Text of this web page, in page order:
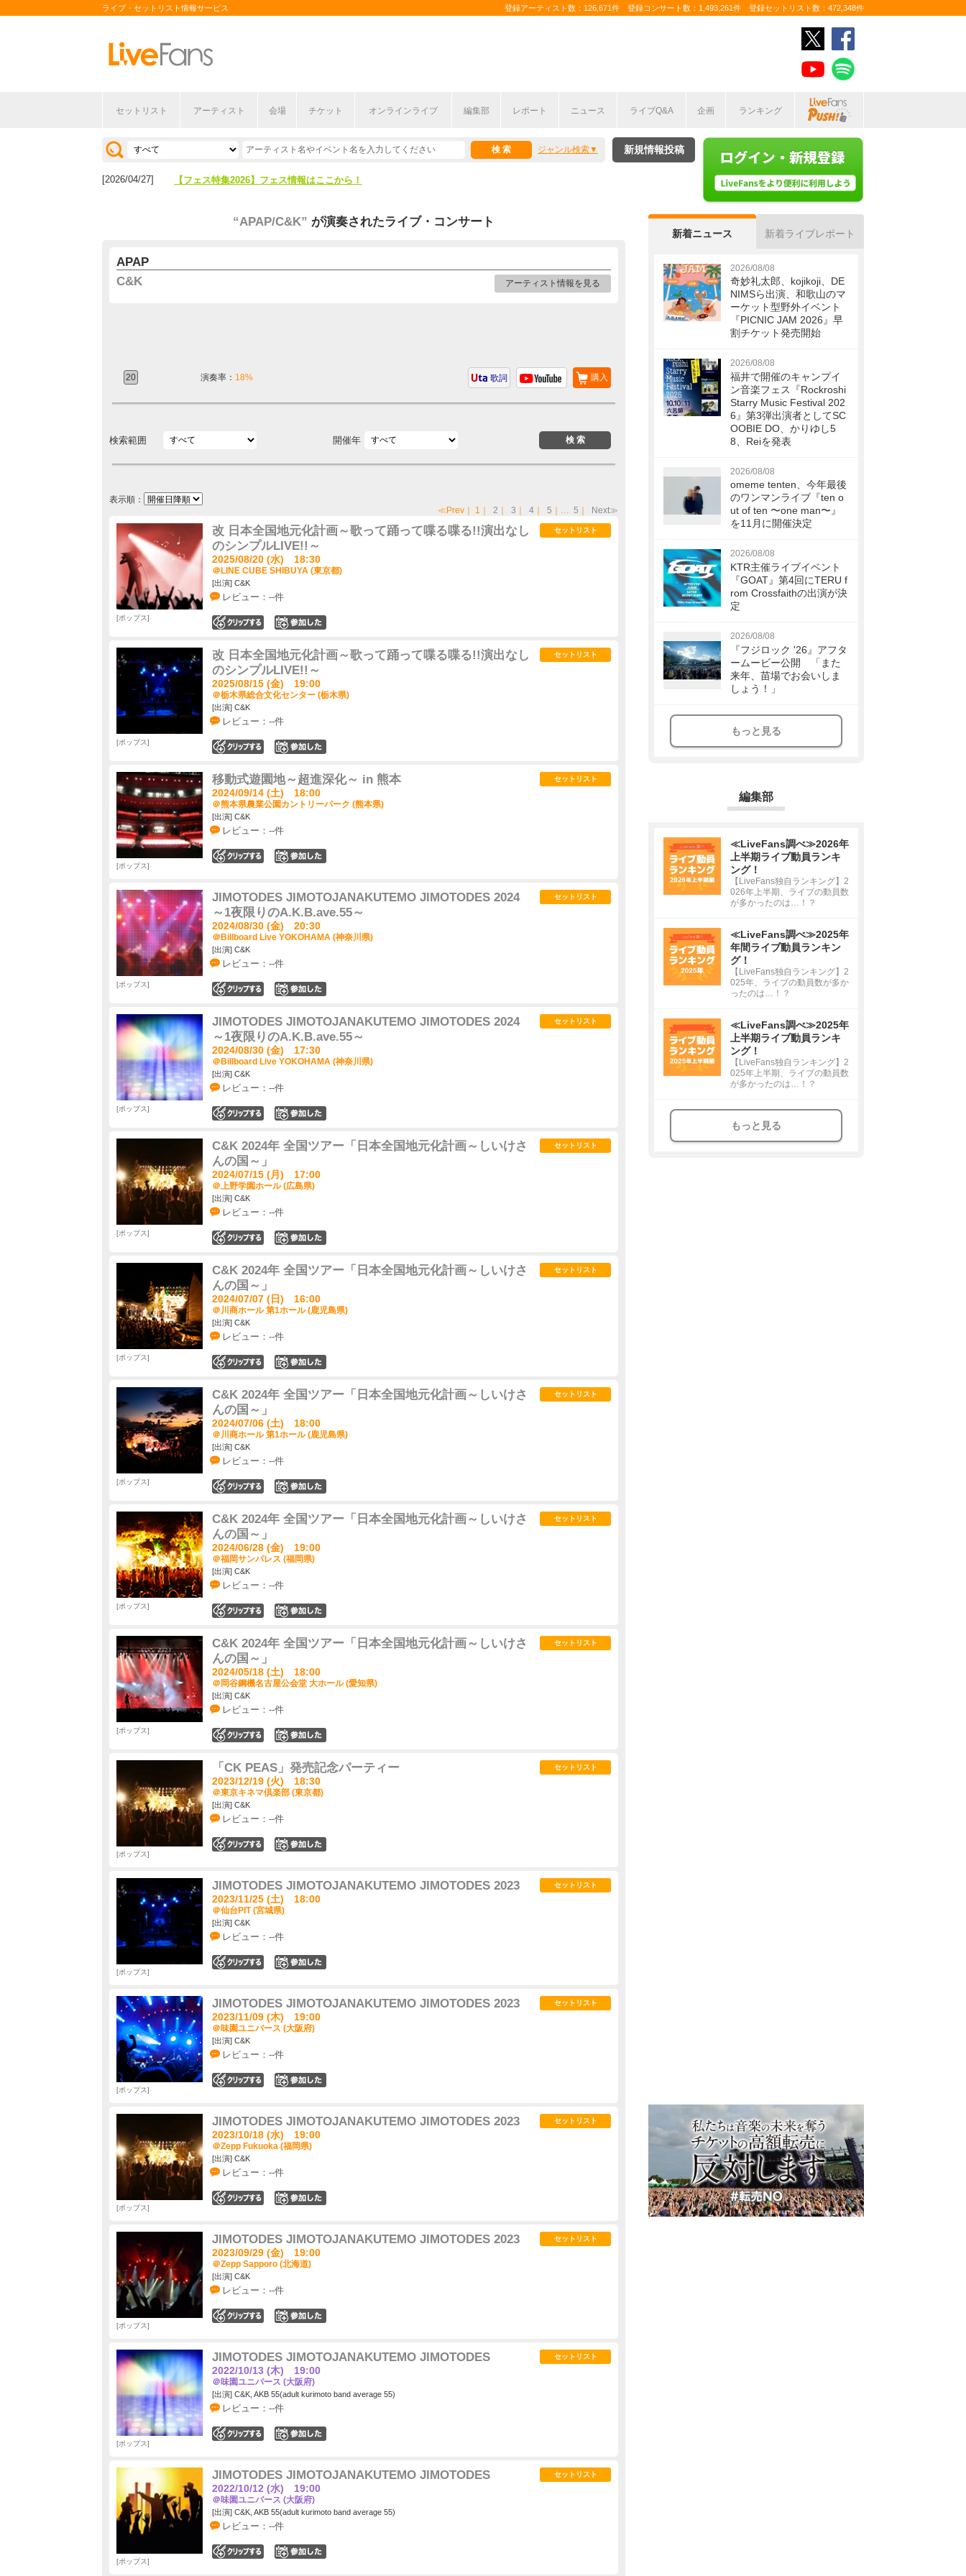
ライブ・セットリスト情報サービス 登録アーティスト数：126,671件 登録コンサート数：1,493,261件 登録セットリスト数：472,348件
セットリスト アーティスト 会場 チケット オンラインライブ 編集部 レポート ニュース ライブQ&A 企画 ランキング
ジャンル検索
[2026/07/28] 【ライブ動員ランキング】2026年上半期編発表！
[2026/04/27] 【フェス特集2026】フェス情報はここから！
新規情報投稿
“APAP/C&K” が演奏されたライブ・コンサート
APAP
C&K
アーティスト情報を見る
20 演奏率： 18% 購入
歌詞
検索範囲 開催年
表示順：
≪Prev ｜ 1 ｜ 2 ｜ 3 ｜ 4 ｜ 5 ｜… 5 ｜ Next≫
改 日本全国地元化計画～歌って踊って喋る喋る!!演出なし
のシンプルLIVE!!～
2025/08/20 (水) 18:30
＠LINE CUBE SHIBUYA (東京都)
[出演] C&K
レビュー：--件
セットリスト
ポップス
改 日本全国地元化計画～歌って踊って喋る喋る!!演出なし
のシンプルLIVE!!～
2025/08/15 (金) 19:00
＠栃木県総合文化センター (栃木県)
[出演] C&K
レビュー：--件
セットリスト
ポップス
移動式遊園地～超進深化～ in 熊本
2024/09/14 (土) 18:00
＠熊本県農業公園カントリーパーク (熊本県)
[出演] C&K
レビュー：--件
セットリスト
ポップス
JIMOTODES JIMOTOJANAKUTEMO JIMOTODES 2024
～1夜限りのA.K.B.ave.55～
2024/08/30 (金) 20:30
＠Billboard Live YOKOHAMA (神奈川県)
[出演] C&K
レビュー：--件
セットリスト
ポップス
JIMOTODES JIMOTOJANAKUTEMO JIMOTODES 2024
～1夜限りのA.K.B.ave.55～
2024/08/30 (金) 17:30
＠Billboard Live YOKOHAMA (神奈川県)
[出演] C&K
レビュー：--件
セットリスト
ポップス
C&K 2024年 全国ツアー「日本全国地元化計画～しいけさ
んの国～」
2024/07/15 (月) 17:00
＠上野学園ホール (広島県)
[出演] C&K
レビュー：--件
セットリスト
ポップス
C&K 2024年 全国ツアー「日本全国地元化計画～しいけさ
んの国～」
2024/07/07 (日) 16:00
＠川商ホール 第1ホール (鹿児島県)
[出演] C&K
レビュー：--件
セットリスト
ポップス
C&K 2024年 全国ツアー「日本全国地元化計画～しいけさ
んの国～」
2024/07/06 (土) 18:00
＠川商ホール 第1ホール (鹿児島県)
[出演] C&K
レビュー：--件
セットリスト
ポップス
C&K 2024年 全国ツアー「日本全国地元化計画～しいけさ
んの国～」
2024/06/28 (金) 19:00
＠福岡サンパレス (福岡県)
[出演] C&K
レビュー：--件
セットリスト
ポップス
C&K 2024年 全国ツアー「日本全国地元化計画～しいけさ
んの国～」
2024/05/18 (土) 18:00
＠岡谷鋼機名古屋公会堂 大ホール (愛知県)
[出演] C&K
レビュー：--件
セットリスト
ポップス
「CK PEAS」発売記念パーティー
2023/12/19 (火) 18:30
＠東京キネマ倶楽部 (東京都)
[出演] C&K
レビュー：--件
セットリスト
ポップス
JIMOTODES JIMOTOJANAKUTEMO JIMOTODES 2023
2023/11/25 (土) 18:00
＠仙台PIT (宮城県)
[出演] C&K
レビュー：--件
セットリスト
ポップス
JIMOTODES JIMOTOJANAKUTEMO JIMOTODES 2023
2023/11/09 (木) 19:00
＠味園ユニバース (大阪府)
[出演] C&K
レビュー：--件
セットリスト
ポップス
JIMOTODES JIMOTOJANAKUTEMO JIMOTODES 2023
2023/10/18 (水) 19:00
＠Zepp Fukuoka (福岡県)
[出演] C&K
レビュー：--件
セットリスト
ポップス
JIMOTODES JIMOTOJANAKUTEMO JIMOTODES 2023
2023/09/29 (金) 19:00
＠Zepp Sapporo (北海道)
[出演] C&K
レビュー：--件
セットリスト
ポップス
JIMOTODES JIMOTOJANAKUTEMO JIMOTODES
2022/10/13 (木) 19:00
＠味園ユニバース (大阪府)
[出演] C&K, AKB 55(adult kurimoto band average 55)
レビュー：--件
セットリスト
ポップス
JIMOTODES JIMOTOJANAKUTEMO JIMOTODES
2022/10/12 (水) 19:00
＠味園ユニバース (大阪府)
[出演] C&K, AKB 55(adult kurimoto band average 55)
レビュー：--件
セットリスト
ポップス
新着ニュース 新着ライブレポート
2026/08/08
奇妙礼太郎、kojikoji、DE
NIMSら出演、和歌山のマ
ーケット型野外イベント
『PICNIC JAM 2026』早
割チケット発売開始
2026/08/08
福井で開催のキャンプイ
ン音楽フェス『Rockroshi
Starry Music Festival 202
6』第3弾出演者としてSC
OOBIE DO、かりゆし5
8、Reiを発表
2026/08/08
omeme tenten、今年最後
のワンマンライブ『ten o
ut of ten 〜one man〜』
を11月に開催決定
2026/08/08
KTR主催ライブイベント
『GOAT』第4回にTERU f
rom Crossfaithの出演が決
定
2026/08/08
『フジロック '26』アフタ
ームービー公開 「また
来年、苗場でお会いしま
しょう！」
もっと見る
編集部
≪LiveFans調べ≫2026年
上半期ライブ動員ランキ
ング！
【LiveFans独自ランキング】2
026年上半期、ライブの動員数
が多かったのは…！？
≪LiveFans調べ≫2025年
年間ライブ動員ランキン
グ！
【LiveFans独自ランキング】2
025年、ライブの動員数が多か
ったのは…！？
≪LiveFans調べ≫2025年
上半期ライブ動員ランキ
ング！
【LiveFans独自ランキング】2
025年上半期、ライブの動員数
が多かったのは…！？
もっと見る